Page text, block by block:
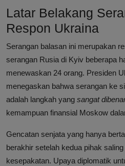
Latar Belakang
Respon Ukraina
Serangan balasan ini merupakan
serangan Rusia di Kyiv beberapa
menewaskan 24 orang. Presiden
menegaskan bahwa serangan ke
adalah langkah yang sangat
kemampuan finansial Moskow
Gencatan senjata yang hanya
berakhir setelah kedua pihak
kesepakatan. Upaya diplomatik